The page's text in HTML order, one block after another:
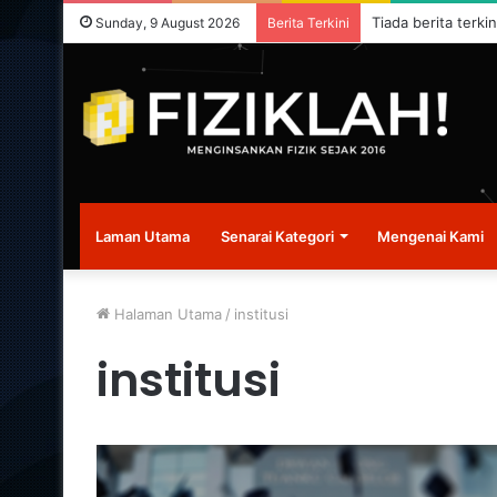
Sunday, 9 August 2026 Berita Terkini Tiada berita
Laman Utama Senarai Kategori Mengenai Kami
Halaman Utama / institusi
institusi